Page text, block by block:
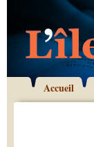
Accueil